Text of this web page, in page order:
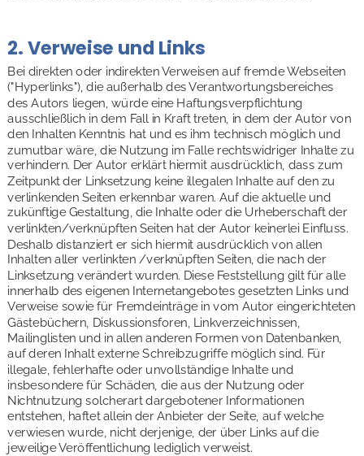
2. Verweise und Links
Bei direkten oder indirekten Verweisen auf fremde Webseiten
("Hyperlinks"), die außerhalb des Verantwortungsbereiches
des Autors liegen, würde eine Haftungsverpflichtung
ausschließlich in dem Fall in Kraft treten, in dem der Autor von
den Inhalten Kenntnis hat und es ihm technisch möglich und
zumutbar wäre, die Nutzung im Falle rechtswidriger Inhalte zu
verhindern. Der Autor erklärt hiermit ausdrücklich, dass zum
Zeitpunkt der Linksetzung keine illegalen Inhalte auf den zu
verlinkenden Seiten erkennbar waren. Auf die aktuelle und
zukünftige Gestaltung, die Inhalte oder die Urheberschaft der
verlinkten/verknüpften Seiten hat der Autor keinerlei Einfluss.
Deshalb distanziert er sich hiermit ausdrücklich von allen
Inhalten aller verlinkten /verknüpften Seiten, die nach der
Linksetzung verändert wurden. Diese Feststellung gilt für alle
innerhalb des eigenen Internetangebotes gesetzten Links und
Verweise sowie für Fremdeinträge in vom Autor eingerichteten
Gästebüchern, Diskussionsforen, Linkverzeichnissen,
Mailinglisten und in allen anderen Formen von Datenbanken,
auf deren Inhalt externe Schreibzugriffe möglich sind. Für
illegale, fehlerhafte oder unvollständige Inhalte und
insbesondere für Schäden, die aus der Nutzung oder
Nichtnutzung solcherart dargebotener Informationen
entstehen, haftet allein der Anbieter der Seite, auf welche
verwiesen wurde, nicht derjenige, der über Links auf die
jeweilige Veröffentlichung lediglich verweist.